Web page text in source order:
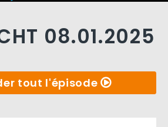
08.01.2025
tout l'épisode